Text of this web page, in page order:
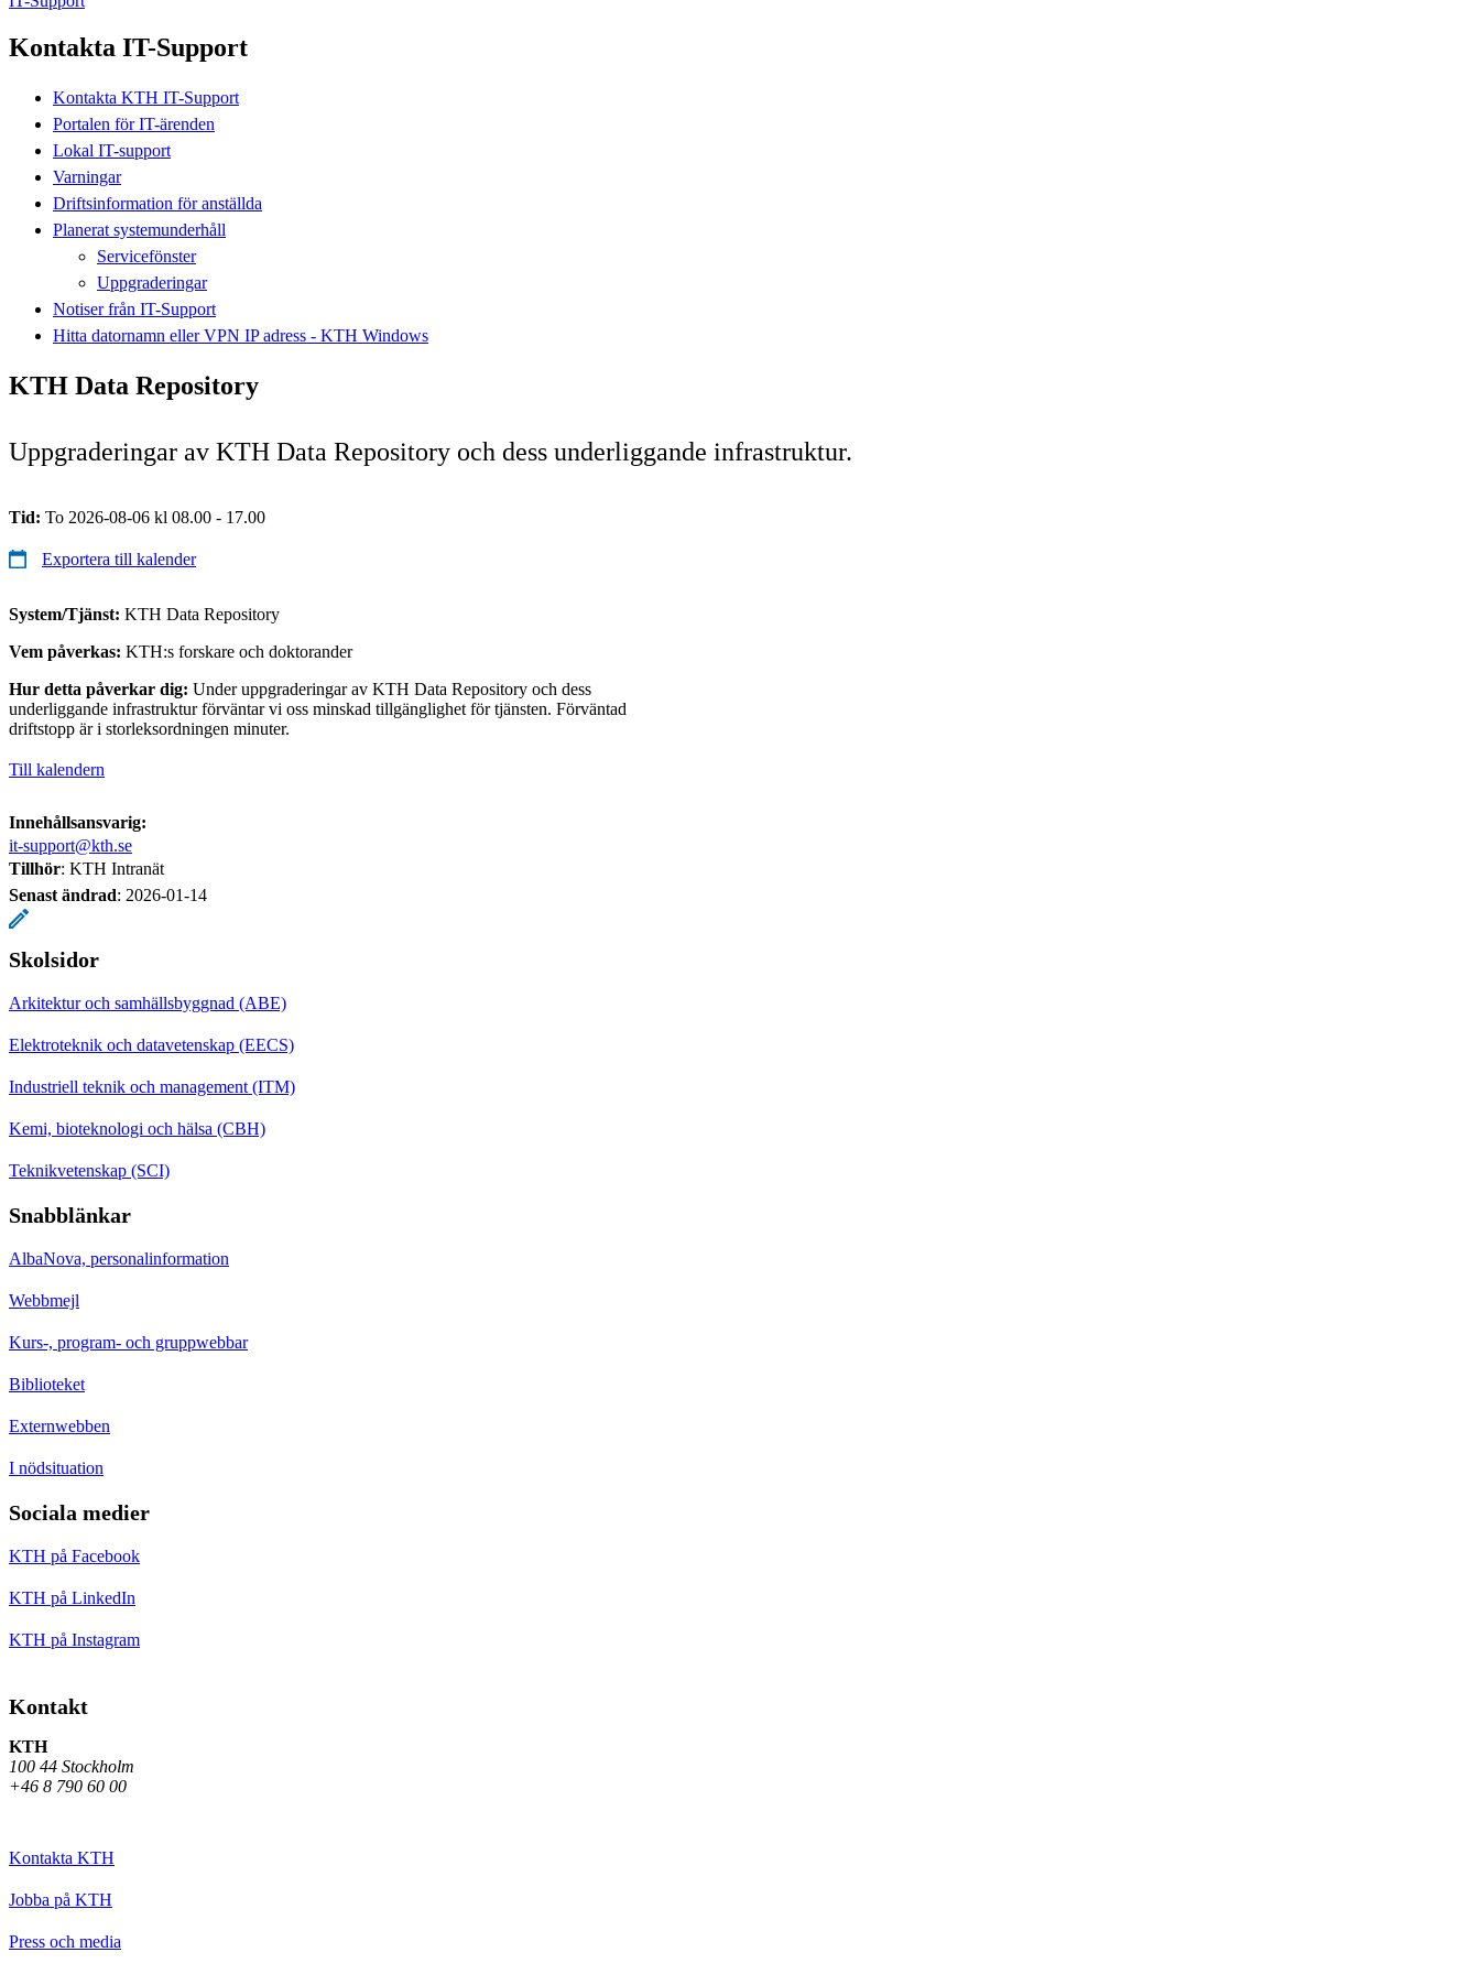
Kontakta IT-Support
Kontakta KTH IT-Support
Portalen för IT-ärenden
Lokal IT-support
Varningar
Driftsinformation för anställda
Planerat systemunderhåll
Servicefönster
Uppgraderingar
Notiser från IT-Support
Hitta datornamn eller VPN IP adress - KTH Windows
KTH Data Repository
Uppgraderingar av KTH Data Repository och dess underliggande infrastruktur.
Tid: To 2026-08-06 kl 08.00 - 17.00
Exportera till kalender
System/Tjänst: KTH Data Repository
Vem påverkas: KTH:s forskare och doktorander
Hur detta påverkar dig: Under uppgraderingar av KTH Data Repository och dess
underliggande infrastruktur förväntar vi oss minskad tillgänglighet för tjänsten. Förväntad
driftstopp är i storleksordningen minuter.
Till kalendern
Innehållsansvarig:
it-support@kth.se
Tillhör: KTH Intranät
Senast ändrad: 2026-01-14
Skolsidor
Arkitektur och samhällsbyggnad (ABE)
Elektroteknik och datavetenskap (EECS)
Industriell teknik och management (ITM)
Kemi, bioteknologi och hälsa (CBH)
Teknikvetenskap (SCI)
Snabblänkar
AlbaNova, personalinformation
Webbmejl
Kurs-, program- och gruppwebbar
Biblioteket
Externwebben
I nödsituation
Sociala medier
KTH på Facebook
KTH på LinkedIn
KTH på Instagram
Kontakt
KTH
100 44 Stockholm
+46 8 790 60 00
Kontakta KTH
Jobba på KTH
Press och media